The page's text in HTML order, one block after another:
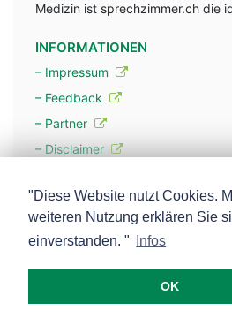
Medizin ist sprechzimmer.ch die
INFORMATIONEN
– Impressum
– Feedback
– Partner
– Disclaimer
– Werbung
– Mehr über unsere Experten
"Diese Website nutzt Cookies.
weiteren Nutzung erklären Sie
einverstanden. "
Infos
OK